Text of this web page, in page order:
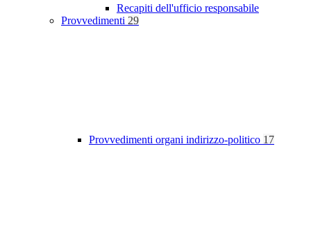
Recapiti dell'ufficio responsabile
Provvedimenti 29
Provvedimenti organi indirizzo-politico 17